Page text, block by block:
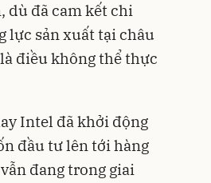
dù đã cam kết chi
lực sản xuất tại châu
điều không thể thực
Intel đã khởi động
đầu tư lên tới hàng
đang trong giai